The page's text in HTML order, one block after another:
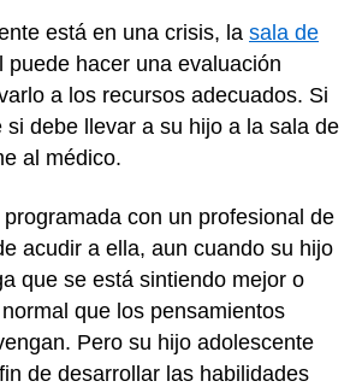
está en una crisis, la sala de
puede hacer una evaluación
a los recursos adecuados. Si
si debe llevar a su hijo a la sala de
al médico.
con un profesional de
acudir a ella, aun cuando su hijo
que se está sintiendo mejor o
que los pensamientos
Pero su hijo adolescente
de desarrollar las habilidades